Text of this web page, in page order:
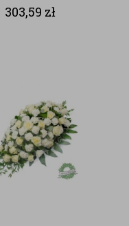
KOLORYSTYCE
303,59 zł